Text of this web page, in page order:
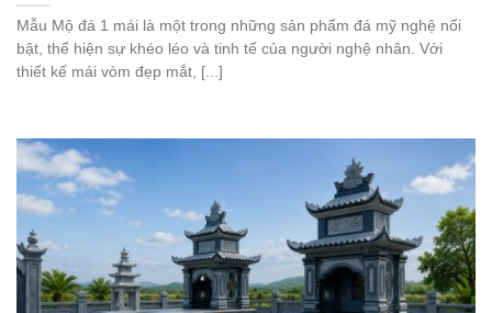
Mẫu Mộ đá 1 mái là một trong những sản phẩm đá mỹ nghệ nổi
bật, thể hiện sự khéo léo và tinh tế của người nghệ nhân. Với
thiết kế mái vòm đẹp mắt, [...]